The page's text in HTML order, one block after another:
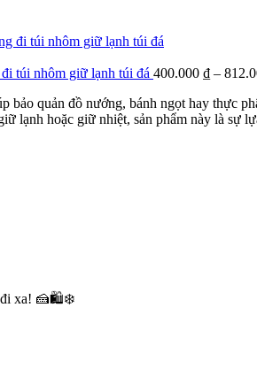
túi nhôm giữ lạnh túi đá 400.000 ₫ –
bảo quản đồ nướng, bánh ngọt hay thực
lạnh hoặc giữ nhiệt, sản phẩm này là sự
đi xa! 🍰🛍❄️